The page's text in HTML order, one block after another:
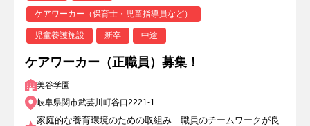
ケアワーカー（保育士・児童指導員など）
児童養護施設 新卒 中途
ケアワーカー（正職員）募集！
美谷学園
岐阜県関市武芸川町谷口2221-1
家庭的な養育環境のための取組み｜職員のチームワークが良